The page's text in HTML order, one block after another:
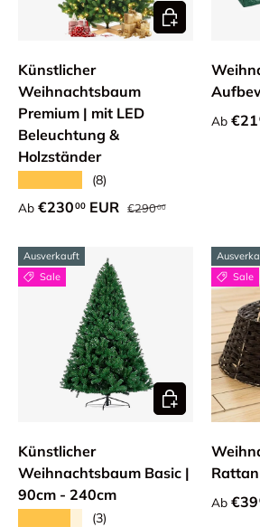
Künstlicher
Weihnachtsbaum
Premium | mit LED
Beleuchtung &
Holzständer
(8)
Verkaufspreis
Ab €23000 EUR Normaler Preis
€29000
Optionen
Ab €21
Ausverkauft
Sale
Künstlicher
Weihnachtsbaum Basic |
90cm - 240cm
(3)
Optionen
Sale
Ab €39